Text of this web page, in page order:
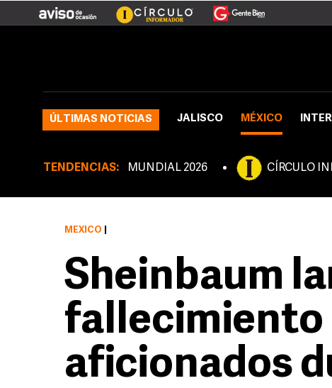
ÚLTIMAS NOTICIAS JALISCO MÉXICO
TENDENCIAS: MUNDIAL 2026 CÍRCULO
MÉXICO
Sheinbaum
fallecimiento
aficionados